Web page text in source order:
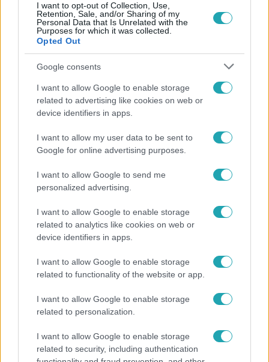
I want to opt-out of Collection, Use,
Retention, Sale, and/or Sharing of my
Personal Data that Is Unrelated with the
Purposes for which it was collected.
Opted Out
Google consents
I want to allow Google to enable storage
related to advertising like cookies on web or
device identifiers in apps.
I want to allow my user data to be sent to
Google for online advertising purposes.
I want to allow Google to send me
personalized advertising.
I want to allow Google to enable storage
related to analytics like cookies on web or
device identifiers in apps.
I want to allow Google to enable storage
related to functionality of the website or app.
I want to allow Google to enable storage
related to personalization.
I want to allow Google to enable storage
related to security, including authentication
Bódi Guszti és Margó büszkén jelentették be:
megvan a család első diplomása
Generációk együtt éneklik Bródy János legendás
slágerét – elkészült az új klip